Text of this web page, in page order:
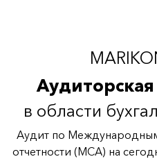
в области
Аудит по
отчетности (МСА) на